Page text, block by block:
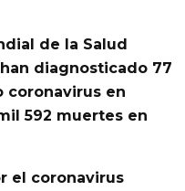
de la Salud
diagnosticado 77
coronavirus en
592 muertes en
el coronavirus